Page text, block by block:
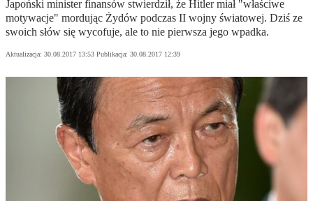
Japoński minister finansów stwierdził, że Hitler miał "właściwe
motywacje" mordując Żydów podczas II wojny światowej. Dziś ze
swoich słów się wycofuje, ale to nie pierwsza jego wpadka.
Aktualizacja: 30.08.2017 13:53 Publikacja: 30.08.2017 12:39